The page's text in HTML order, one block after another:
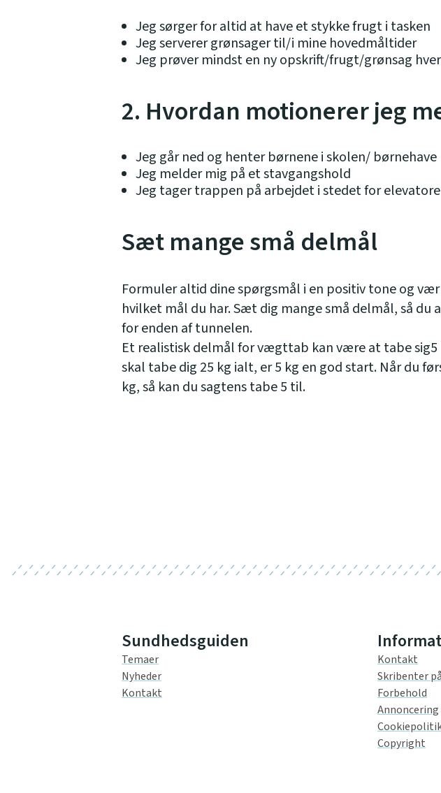
Jeg sørger for altid at have et stykke frugt i tasken
Jeg serverer grønsager til/i mine hovedmåltider
Jeg prøver mindst en ny opskrift/frugt/grønsag
2. Hvordan motionerer jeg
Jeg går ned og henter børnene i skolen/ børnehave
Jeg melder mig på et stavgangshold
Jeg tager trappen på arbejdet i stedet for
Sæt mange små delmål
Formuler altid dine spørgsmål i en positiv tone og
hvilket mål du har. Sæt dig mange små delmål, så du
for enden af tunnelen.
Et realistisk delmål for vægttab kan være at tabe sig5
skal tabe dig 25 kg ialt, er 5 kg en god start. Når du
kg, så kan du sagtens tabe 5 til.
Sundhedsguiden
Temaer
Nyheder
Kontakt
Kontakt
Skribenter
Forbehold
Annoncering
Copyright